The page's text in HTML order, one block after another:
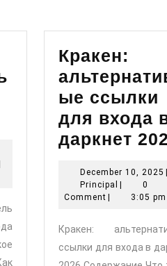
Кракен:
ые ссылки
для входа
даркнет
December 10, 2025 |
Principal Principal
|
0
Comment | 3:05 pm
Кракен:
ссылки для входа в